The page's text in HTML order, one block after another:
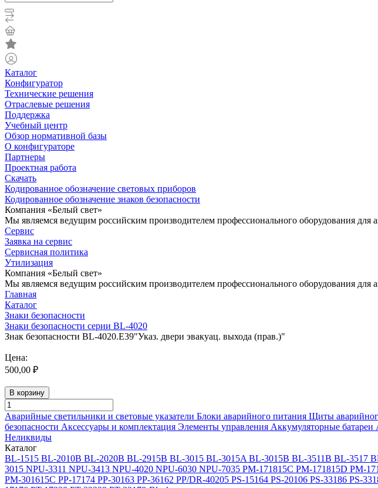
Каталог
Конфигуратор
Технические решения
Отраслевые решения
Поддержка
Учебный центр
Обзор нормативной базы
О конфигураторе
Партнеры
Проектная работа
Скачать
Кодированное обозначение световых приборов
Кодированное обозначение знаков безопасности
Компания «Белый свет»
Мы являемся ведущим российским производителем профессионального оборудования
Сервис
Заявка на сервис
Сервисная политика
Утилизация
Компания «Белый свет»
Мы являемся ведущим российским производителем профессионального оборудования
Главная
Каталог
Знаки безопасности
Знаки безопасности серии BL-4020
Знак безопасности BL-4020.E39"Указ. двери эвакуац. выхода (прав.)"
Цена:
500,00 ₽
В корзину
Аварийные светильники и световые указатели Блоки аварийного питания Щиты
безопасности Аксессуары и комплектация Элементы управления Аккумуляторные батареи
Неликвиды
Каталог
BL-1515 BL-2010B BL-2020B BL-2915B BL-3015 BL-3015A BL-3015B BL-3511B BL-3517
3015 NPU-3311 NPU-3413 NPU-4020 NPU-6030 NPU-7035 PM-171815C PM-171815D PM-
PM-301615C PP-17174 PP-30163 PP-36162 PP/DR-40205 PS-15164 PS-20106 PS-33186 PS-